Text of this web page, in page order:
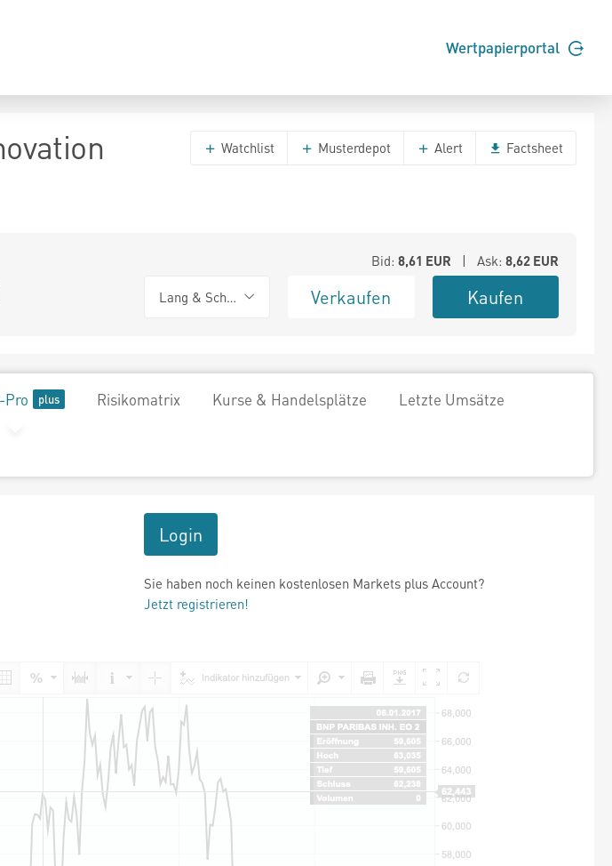
Wertpapierportal
Watchlist Musterdepot Alert Factsheet
Bid: 8,61 EUR | Ask: 8,62EUR
Lang & Schwarz Verkaufen Kaufen
Pro Risikomatrix Kurse & Handelsplätze Letzte Umsätze
Login
Sie haben noch keinen kostenlosen Markets plus Account?
Jetzt registrieren!